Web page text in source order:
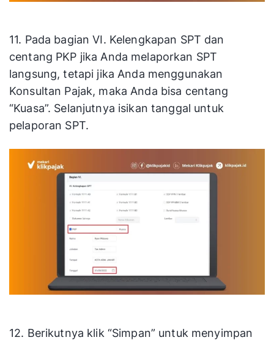
11. Pada bagian VI. Kelengkapan SPT dan
centang PKP jika Anda melaporkan SPT
langsung, tetapi jika Anda menggunakan
Konsultan Pajak, maka Anda bisa centang
“Kuasa”. Selanjutnya isikan tanggal untuk
pelaporan SPT.
12. Berikutnya klik “Simpan” untuk menyimpan